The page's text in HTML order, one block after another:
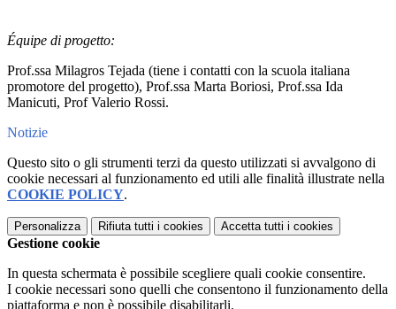
Équipe di progetto:
Prof.ssa Milagros Tejada (tiene i contatti con la scuola italiana
promotore del progetto), Prof.ssa Marta Boriosi, Prof.ssa Ida
Manicuti, Prof Valerio Rossi.
Notizie
Questo sito o gli strumenti terzi da questo utilizzati si avvalgono di
cookie necessari al funzionamento ed utili alle finalità illustrate nella
COOKIE POLICY.
Personalizza Rifiuta tutti i cookies Accetta tutti i cookies
Gestione cookie
In questa schermata è possibile scegliere quali cookie consentire.
I cookie necessari sono quelli che consentono il funzionamento della
piattaforma e non è possibile disabilitarli.